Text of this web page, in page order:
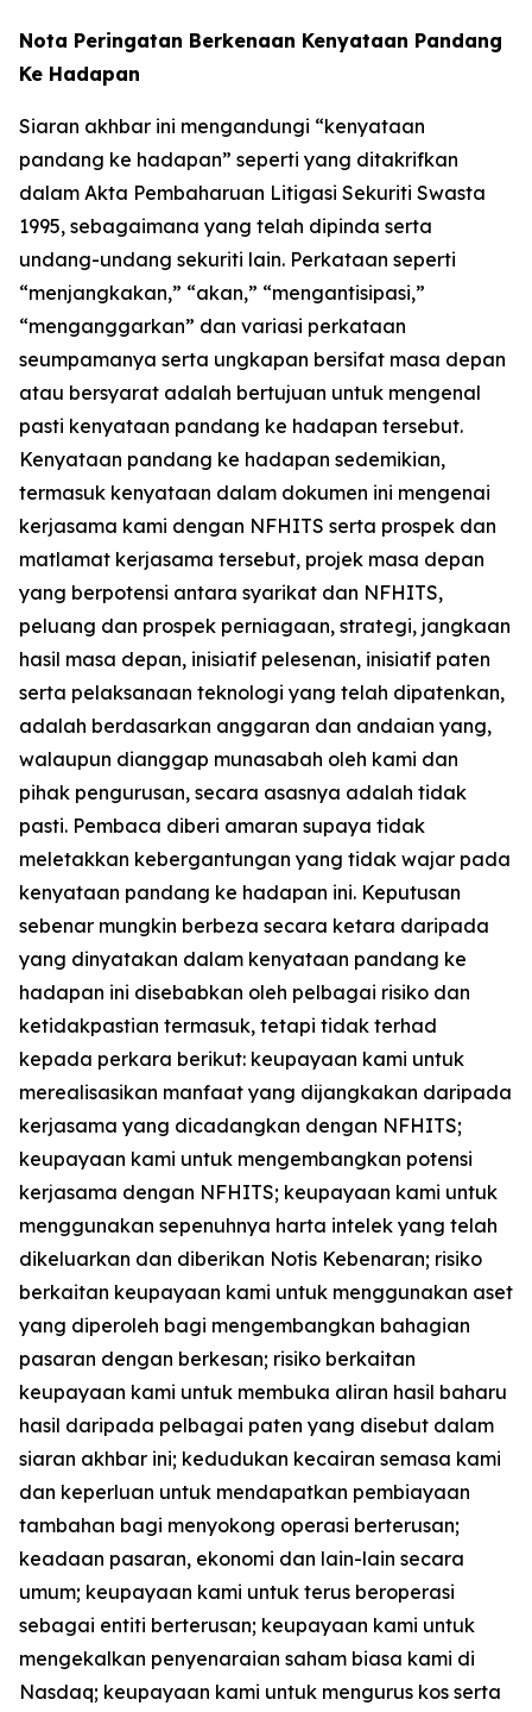
Nota Peringatan Berkenaan Kenyataan Pandang
Ke Hadapan
Siaran akhbar ini mengandungi “kenyataan
pandang ke hadapan” seperti yang ditakrifkan
dalam Akta Pembaharuan Litigasi Sekuriti Swasta
1995, sebagaimana yang telah dipinda serta
undang-undang sekuriti lain. Perkataan seperti
“menjangkakan,” “akan,” “mengantisipasi,”
“menganggarkan” dan variasi perkataan
seumpamanya serta ungkapan bersifat masa depan
atau bersyarat adalah bertujuan untuk mengenal
pasti kenyataan pandang ke hadapan tersebut.
Kenyataan pandang ke hadapan sedemikian,
termasuk kenyataan dalam dokumen ini mengenai
kerjasama kami dengan NFHITS serta prospek dan
matlamat kerjasama tersebut, projek masa depan
yang berpotensi antara syarikat dan NFHITS,
peluang dan prospek perniagaan, strategi, jangkaan
hasil masa depan, inisiatif pelesenan, inisiatif paten
serta pelaksanaan teknologi yang telah dipatenkan,
adalah berdasarkan anggaran dan andaian yang,
walaupun dianggap munasabah oleh kami dan
pihak pengurusan, secara asasnya adalah tidak
pasti. Pembaca diberi amaran supaya tidak
meletakkan kebergantungan yang tidak wajar pada
kenyataan pandang ke hadapan ini. Keputusan
sebenar mungkin berbeza secara ketara daripada
yang dinyatakan dalam kenyataan pandang ke
hadapan ini disebabkan oleh pelbagai risiko dan
ketidakpastian termasuk, tetapi tidak terhad
kepada perkara berikut: keupayaan kami untuk
merealisasikan manfaat yang dijangkakan daripada
kerjasama yang dicadangkan dengan NFHITS;
keupayaan kami untuk mengembangkan potensi
kerjasama dengan NFHITS; keupayaan kami untuk
menggunakan sepenuhnya harta intelek yang telah
dikeluarkan dan diberikan Notis Kebenaran; risiko
berkaitan keupayaan kami untuk menggunakan aset
yang diperoleh bagi mengembangkan bahagian
pasaran dengan berkesan; risiko berkaitan
keupayaan kami untuk membuka aliran hasil baharu
hasil daripada pelbagai paten yang disebut dalam
siaran akhbar ini; kedudukan kecairan semasa kami
dan keperluan untuk mendapatkan pembiayaan
tambahan bagi menyokong operasi berterusan;
keadaan pasaran, ekonomi dan lain-lain secara
umum; keupayaan kami untuk terus beroperasi
sebagai entiti berterusan; keupayaan kami untuk
mengekalkan penyenaraian saham biasa kami di
Nasdaq; keupayaan kami untuk mengurus kos serta